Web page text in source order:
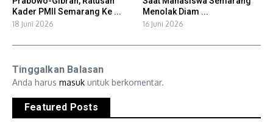
Kader PMII Semarang Ke ...
18 Juni 2026
Menolak Diam ...
16 Juni 2026
Tinggalkan Balasan
Anda harus masuk untuk berkomentar.
Featured Posts